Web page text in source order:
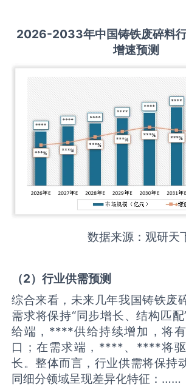
2026-2033年中国铸铁废碎料
增速预测
数据来源：观研天
（2）行业供需预测
综合来看，未来几年我国铸铁废
需求将保持“同步增长、结构匹
给端，****供给持续增加，将
口；在需求端，****、****将
长。整体而言，行业供需将保持
同细分领域呈现差异化特征：……